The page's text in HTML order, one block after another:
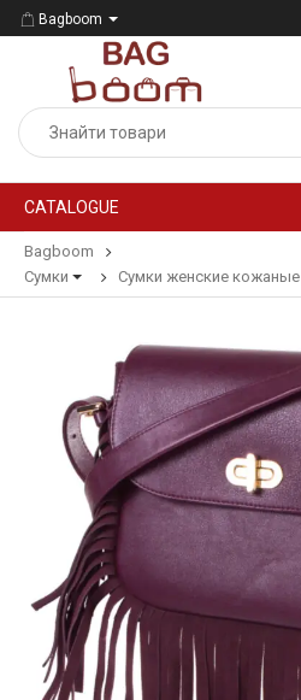
Bagboom
CATALOGUE
Bagboom
Сумки
Сумки женские кожаные